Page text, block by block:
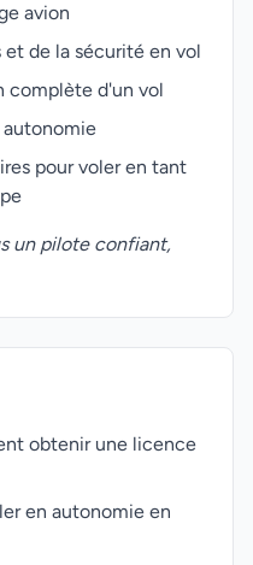
avion
et de la sécurité en vol
complète d'un vol
pour voler en tant
un pilote confiant,
obtenir une licence
en autonomie en